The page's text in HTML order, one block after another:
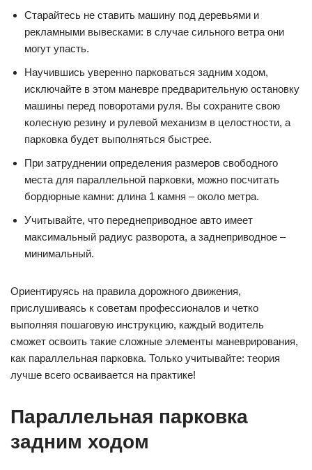
Старайтесь не ставить машину под деревьями и
рекламными вывесками: в случае сильного ветра они
могут упасть.
Научившись уверенно парковаться задним ходом,
исключайте в этом маневре предварительную остановку
машины перед поворотами руля. Вы сохраните свою
колесную резину и рулевой механизм в целостности, а
парковка будет выполняться быстрее.
При затруднении определения размеров свободного
места для параллельной парковки, можно посчитать
бордюрные камни: длина 1 камня – около метра.
Учитывайте, что переднеприводное авто имеет
максимальный радиус разворота, а заднеприводное –
минимальный.
Ориентируясь на правила дорожного движения,
прислушиваясь к советам профессионалов и четко
выполняя пошаговую инструкцию, каждый водитель
сможет освоить такие сложные элементы маневрирования,
как параллельная парковка. Только учитывайте: теория
лучше всего осваивается на практике!
Параллельная парковка
задним ходом